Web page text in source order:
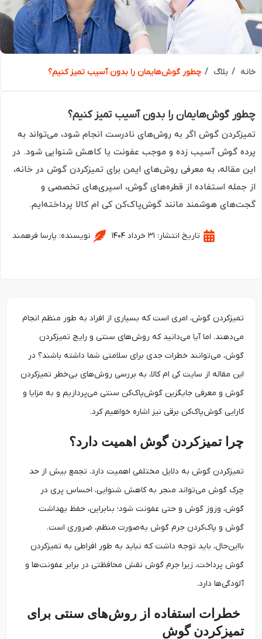
بلاگ چطور گوش‌هایمان را بدون آسیب تمیز کنیم؟
گوش‌هایمان را بدون آسیب تمیز کنیم؟
گوش اگر به روش‌های نادرست انجام شود، می‌تواند به
گوش آسیب زده و موجب عفونت یا کاهش شنوایی شود. در
مقاله، به معرفی روش‌های ایمن برای تمیزکردن گوش در خانه،
استفاده از قطره‌های گوش، اسپری‌های تخصصی و
هوشمند مانند گوش‌پاک‌کن کی ام کالا پرداخته‌ایم.
تاریخ انتشار: ۳۱ خرداد ۱۴۰۴ نویسنده:پارسا فرهمند
تمیزکردن گوش، امری است که بسیاری از افراد به طور منظم انجام
می‌دهند. اما آیا می‌دانید که روش‌های سنتی و رایج تمیزکردن
گوش، می‌توانند خطرات جدی برای سلامتی شما داشته باشند؟ در
این مقاله از سایت کی ام کالا، به بررسی روش‌های بی‌خطر تمیزکردن
گوش و معرفی جایگزین گوش‌پاک‌کن سنتی می‌پردازیم و به مزایا و
کارایی گوش‌پاک‌کن برقی نیز اشاره خواهیم کرد.
چرا تمیزکردن گوش اهمیت دارد؟
تمیزکردن گوش به دلایل مختلفی اهمیت دارد. تجمع بیش از حد
چرک گوش می‌تواند منجر به کاهش شنوایی، احساس پری در
گوش، وزوز گوش و حتی عفونت شود؛ بنابراین، حفظ بهداشت
گوش و پاک‌کردن جرم گوش به‌صورت منظم، ضروری است.
بااین‌حال، باید توجه داشت که نباید به طور افراطی به تمیزکردن
گوش پرداخت، زیرا جرم گوش نقش محافظتی در برابر عفونت‌ها و
آلودگی‌ها دارد.
خطرات استفاده از روش‌های سنتی برای
تمیزکردن گوش